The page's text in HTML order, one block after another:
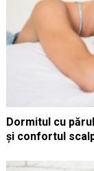
Dormitul cu
și confortul